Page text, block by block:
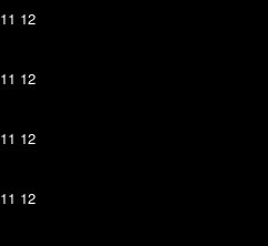
11 12
11 12
11 12
11 12